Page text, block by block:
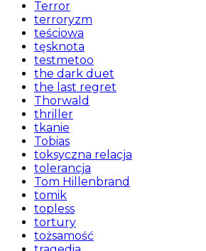
Terror
terroryzm
teściowa
tęsknota
testmetoo
the dark duet
the last regret
Thorwald
thriller
tkanie
Tobias
toksyczna relacja
tolerancja
Tom Hillenbrand
tomik
topless
tortury
tożsamość